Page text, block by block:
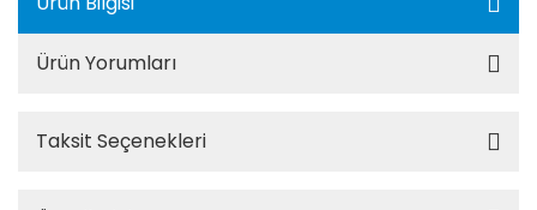
Ürün Yorumları
Taksit Seçenekleri